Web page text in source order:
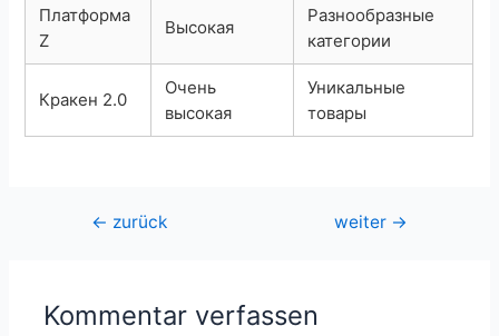
Платформа
Z
Высокая
Разнообразные
категории
Кракен 2.0
Очень
высокая
Уникальные
товары
Beitragsnavigation
← zurück weiter →
Kommentar verfassen